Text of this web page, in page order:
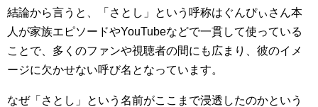
結論から言うと、「さとし」という呼称はぐんぴぃさん本
人が家族エピソードやYouTubeなどで一貫して使っている
ことで、多くのファンや視聴者の間にも広まり、彼のイメ
ージに欠かせない呼び名となっています。
なぜ「さとし」という名前がここまで浸透したのかという